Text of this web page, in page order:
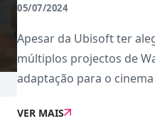
05/07/2024
Apesar da Ubisoft ter
múltiplos projectos de
adaptação para o
inesperado anúncio foi
VER MAIS